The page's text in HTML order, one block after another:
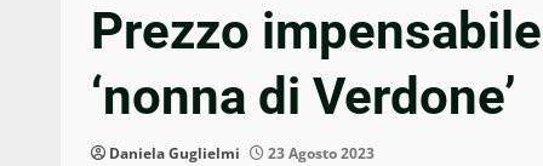
Prezzo
‘nonna di Verdone’
Daniela Guglielmi 23 Agosto 2023